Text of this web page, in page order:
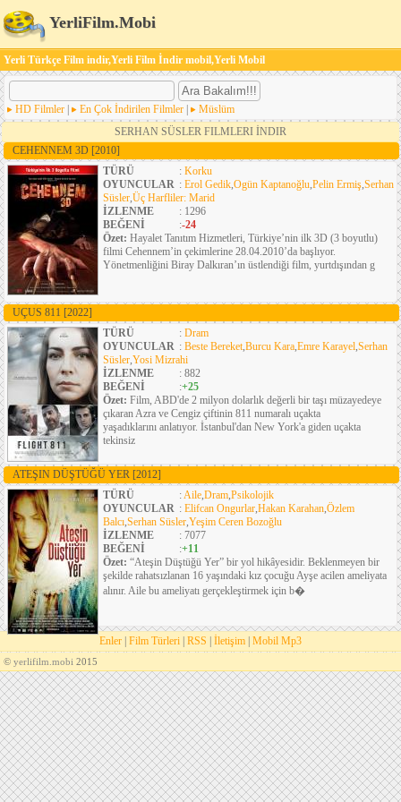
YerliFilm.Mobi
Yerli Türkçe Film indir,Yerli Film İndir mobil,Yerli Mobil
HD Filmler En Çok İndirilen Filmler
Müslüm
SERHAN SÜSLER FILMLERI İNDIR
CEHENNEM 3D [2010]
TÜRÜ
: Korku
OYUNCULAR : Erol Gedik,Ogün Kaptanoğlu,Pelin Ermiş,Serhan
Süsler,Üç Harfliler: Marid
İZLENME
: 1296
BEĞENİ
:-24
Özet: Hayalet Tanıtım Hizmetleri, Türkiye’nin ilk 3D (3 boyutlu)
filmi Cehennem’in çekimlerine 28.04.2010’da başlıyor.
Yönetmenliğini Biray Dalkıran’ın üstlendiği film, yurtdışından g
UÇUS 811 [2022]
TÜRÜ
: Dram
OYUNCULAR : Beste Bereket,Burcu Kara,Emre Karayel,Serhan
Süsler,Yosi Mizrahi
İZLENME
: 882
BEĞENİ
:+25
Özet: Film, ABD'de 2 milyon dolarlık değerli bir taşı müzayedeye
çıkaran Azra ve Cengiz çiftinin 811 numaralı uçakta
yaşadıklarını anlatıyor. İstanbul'dan New York'a giden uçakta
tekinsiz
ATEŞIN DÜŞTÜĞÜ YER [2012]
TÜRÜ
:Aile,Dram,Psikolojik
OYUNCULAR : Elifcan Ongurlar,Hakan Karahan,Özlem
Balcı,Serhan Süsler,Yeşim Ceren Bozoğlu
İZLENME
: 7077
BEĞENİ
:+11
Özet: “Ateşin Düştüğü Yer” bir yol hikâyesidir. Beklenmeyen bir
şekilde rahatsızlanan 16 yaşındaki kız çocuğu Ayşe acilen ameliyata
alınır. Aile bu ameliyatı gerçekleştirmek için b�
Enler Film Türleri RSS İletişim Mobil Mp3
© yerlifilm.mobi 2015